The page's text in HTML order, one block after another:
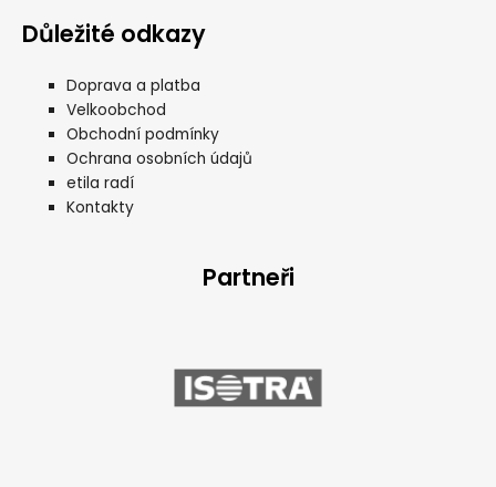
Důležité odkazy
Doprava a platba
Velkoobchod
Obchodní podmínky
Ochrana osobních údajů
etila radí
Kontakty
Partneři